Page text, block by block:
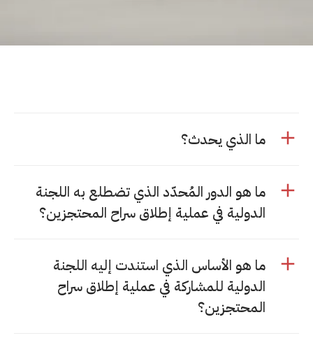
ما الذي يحدث؟
ما هو الدور المُحدّد الذي تضطلع به اللجنة
الدولية في عملية إطلاق سراح المحتجزين؟
ما هو الأساس الذي استندت إليه اللجنة
الدولية للمشاركة في عملية إطلاق سراح
المحتجزين؟